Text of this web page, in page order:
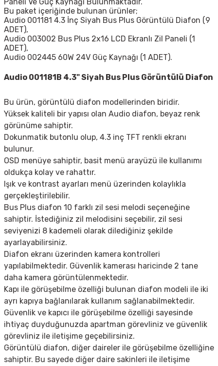
Bu paket içeriğinde bulunan ürünler;
Audio 001181 4.3 İnç Siyah Bus Plus Görüntülü Diafon (9
ADET),
Audio 003002 Bus Plus 2x16 LCD Ekranlı Zil Paneli (1
ADET),
Audio 002445 60W 24V Güç Kaynağı (1 ADET).
Audio 001181B 4.3" Siyah Bus Plus Görüntülü Diafon
Bu ürün, görüntülü diafon modellerinden biridir.
Yüksek kaliteli bir yapısı olan Audio diafon, beyaz renk
görünüme sahiptir.
Dokunmatik butonlu olup, 4.3 inç TFT renkli ekranı
bulunur.
OSD menüye sahiptir, basit menü arayüzü ile kullanımı
oldukça kolay ve rahattır.
Işık ve kontrast ayarları menü üzerinden kolaylıkla
gerçekleştirilebilir.
Bus Plus diafon 10 farklı zil sesi melodi seçeneğine
sahiptir. İstediğiniz zil melodisini seçebilir, zil sesi
seviyenizi 8 kademeli olarak dilediğiniz şekilde
ayarlayabilirsiniz.
Diafon ekranı üzerinden kamera kontrolleri
yapılabilmektedir. Güvenlik kamerası haricinde 2 tane
daha kamera görüntülenmektedir.
Kapı ile görüşebilme özelliği bulunan diafon modeli ile iki
ayrı kapıya bağlanılarak kullanım sağlanabilmektedir.
Güvenlik ve kapıcı ile görüşebilme özelliği sayesinde
ihtiyaç duyduğunuzda apartman görevliniz ve güvenlik
görevliniz ile iletişime geçebilirsiniz.
Görüntülü diafon, diğer daireler ile görüşebilme özelliğine
sahiptir. Bu sayede diğer daire sakinleri ile iletişime